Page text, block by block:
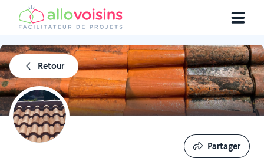
Retour
Partager
Partager